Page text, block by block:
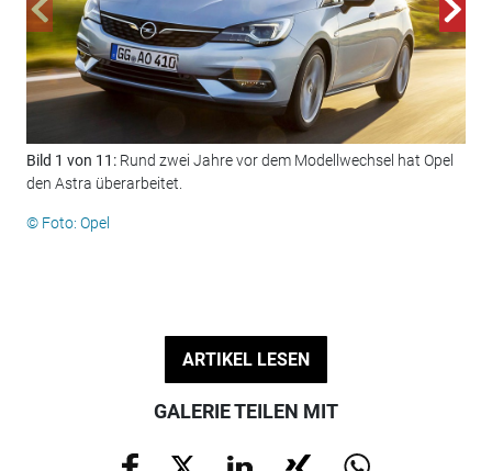
Bild 1 von 11: Rund zwei Jahre vor dem Modellwechsel hat Opel
den Astra überarbeitet.
© Foto: Opel
ARTIKEL LESEN
GALERIE TEILEN MIT